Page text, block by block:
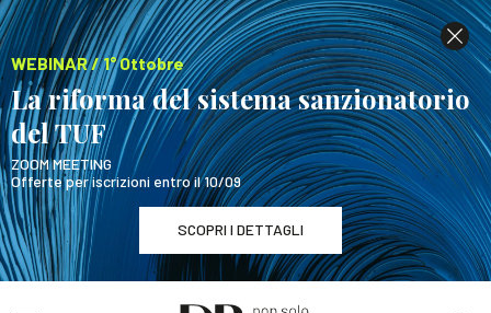
WEBINAR / 1° Ottobre
La riforma del sistema sanzionatorio
del TUF
ZOOM MEETING
Offerte per iscrizioni entro il 10/09
SCOPRI I DETTAGLI